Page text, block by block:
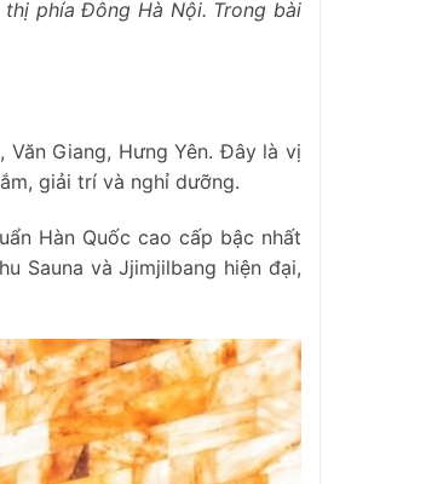
phía Đông Hà Nội. Trong bài
Giang, Hưng Yên. Đây là vị
giải trí và nghỉ dưỡng.
Hàn Quốc cao cấp bậc nhất
Sauna và Jjimjilbang hiện đại,